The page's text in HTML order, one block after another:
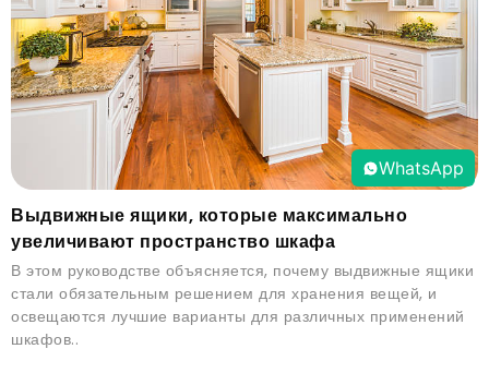
Выдвижные ящики, которые максимально
увеличивают пространство шкафа
В этом руководстве объясняется, почему выдвижные ящики
стали обязательным решением для хранения вещей, и
освещаются лучшие варианты для различных применений
шкафов..
WhatsApp